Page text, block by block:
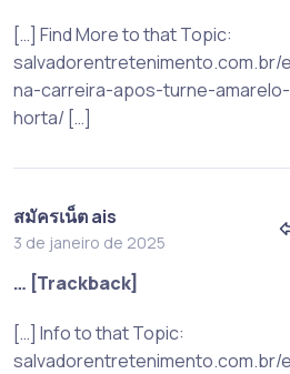
[…] Find More to that Topic:
salvadorentretenimento.com.br/
na-carreira-apos-turne-
horta/ […]
สมัครเน็ต ais
3 de janeiro de 2025
… [Trackback]
[…] Info to that Topic:
salvadorentretenimento.com.br/